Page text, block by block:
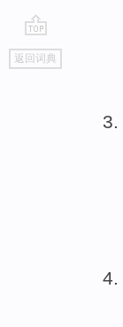
go
top
返回词典